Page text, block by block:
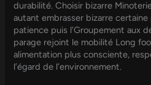
durabilité. Choisir bizarre
autant embrasser bizarre
patience puis l’Groupement aux
parage rejoint le mobilité Long
alimentation plus consciente,
l’égard de l’environnement.